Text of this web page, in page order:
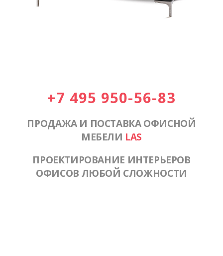
+7 495 950-56-83
ПРОДАЖА И ПОСТАВКА ОФИСНОЙ
МЕБЕЛИ LAS
ПРОЕКТИРОВАНИЕ ИНТЕРЬЕРОВ
ОФИСОВ ЛЮБОЙ СЛОЖНОСТИ